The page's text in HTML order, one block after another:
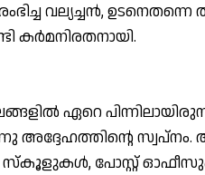
വല്യച്ചന്‍, ഉടനെതന്നെ
കര്‍മനിരതനായി.
ഏറെ
സ്വപ്നം.
സ്‌കൂളുകള്‍, പോസ്റ്റ്